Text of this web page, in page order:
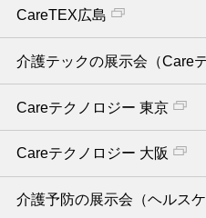
CareTEX広島
介護テックの展示会（Care
Careテクノロジー 東京
Careテクノロジー 大阪
介護予防の展示会（ヘルスケ